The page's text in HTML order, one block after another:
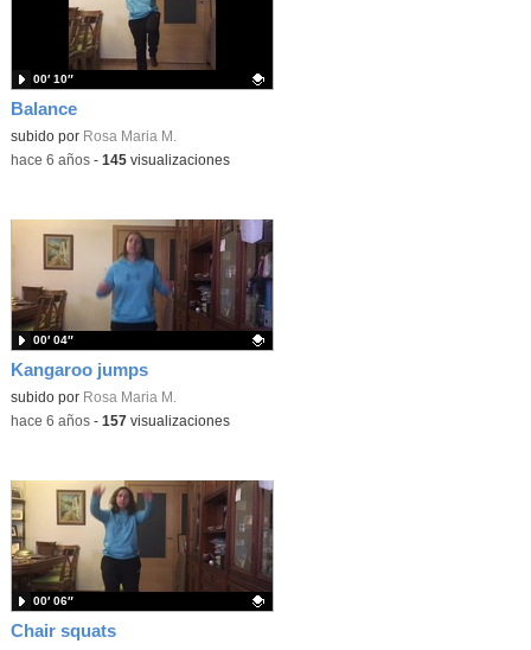
Balance
Contenido educativo.
subido por Rosa Maria M.
00′ 10″
-hace 6 años- 145visualizaciones
Kangaroo jumps
Contenido educativo.
subido por Rosa Maria M.
00′ 04″
-hace 6 años- 157 visualizaciones
Chair squats
00′ 06″